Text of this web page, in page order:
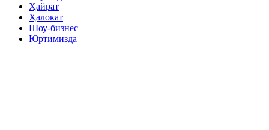
Ҳайрат
Ҳалокат
Шоу-бизнес
Юртимизда